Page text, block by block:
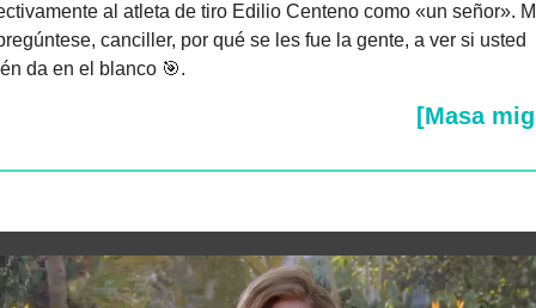
al atleta de tiro Edilio Centeno como «un señor».
canciller, por qué se les fue la gente, a ver si usted
da en el blanco 🎯.
[Masa